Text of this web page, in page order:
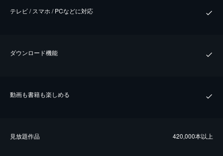
テレビ / スマホ / PCなどに対応
ダウンロード機能
動画も書籍も楽しめる
⾒放題作品 420,000本以上